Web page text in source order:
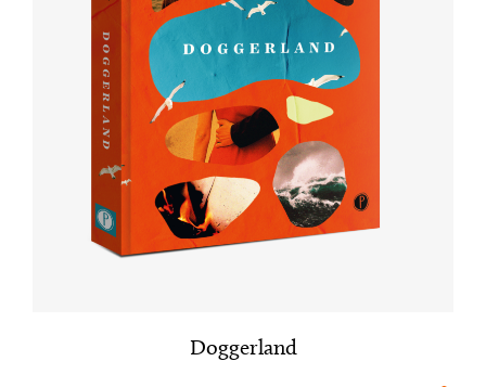
Doggerland